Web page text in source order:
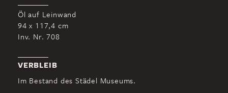
Öl auf Leinwand
94 x 117,4 cm
Inv. Nr. 708
VERBLEIB
Im Bestand des Städel Museums.